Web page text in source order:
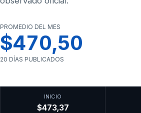
PROMEDIO DEL MES
$470,50
20 DÍAS PUBLICADOS
INICIO
$473,37